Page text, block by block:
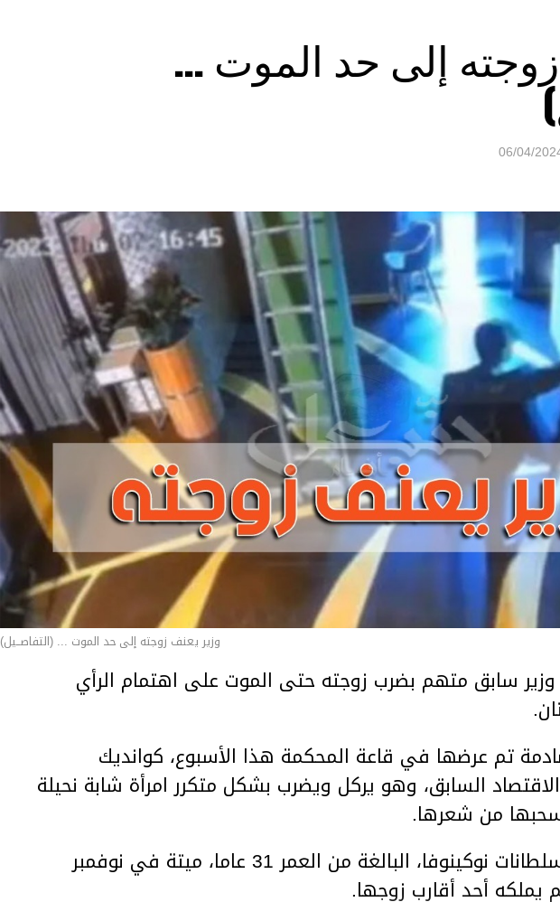
إلى حد الموت …
06/04/
وزير يعنف زوجته إلى حد الموت ... (التفاصــيل)
سابق متهم بضرب زوجته حتى الموت على اهتمام الرأي
تم عرضها في قاعة المحكمة هذا الأسبوع، كوانديك
السابق، وهو يركل ويضرب بشكل متكرر امرأة شابة نحيلة
من شعرها.
وعثر على المرأة، سلطانات نوكينوفا، البالغة من العمر 31 عاما، ميتة في نوفمبر
أحد أقارب زوجها.